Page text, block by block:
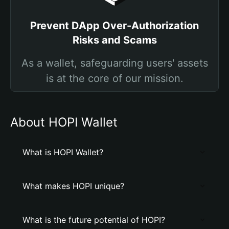
Prevent DApp Over-Authorization
Risks and Scams
As a wallet, safeguarding users' assets
is at the core of our mission.
About HOPI Wallet
What is HOPI Wallet?
What makes HOPI unique?
What is the future potential of HOPI?